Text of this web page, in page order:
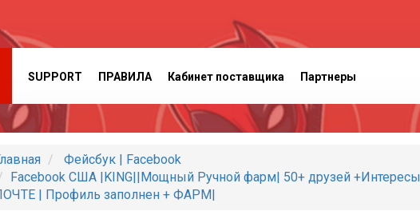
SUPPORT ПРАВИЛА Кабинет поставщика Партнеры
Фейсбук | Facebook
Facebook США |KING||Мощный Ручной фарм| 50+ друзей
| Профиль заполнен + ФАРМ|